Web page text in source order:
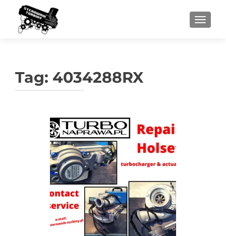
Tag: 4034288RX